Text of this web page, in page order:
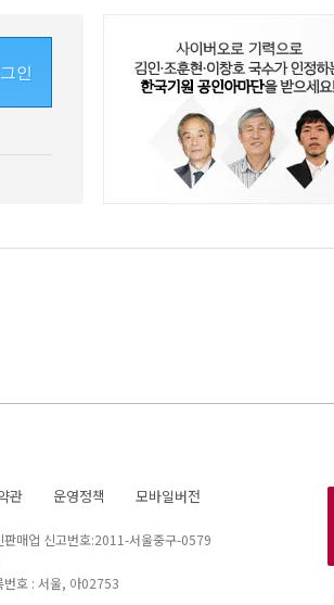
인
관 운영정책 모바일버전
매업 신고번호:2011-서울중구-0579
번호 : 서울, 아02753